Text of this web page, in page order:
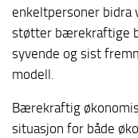
enkeltpersoner bidra
støtter bærekraftige
syvende og sist
modell.
Bærekraftig
situasjon for både